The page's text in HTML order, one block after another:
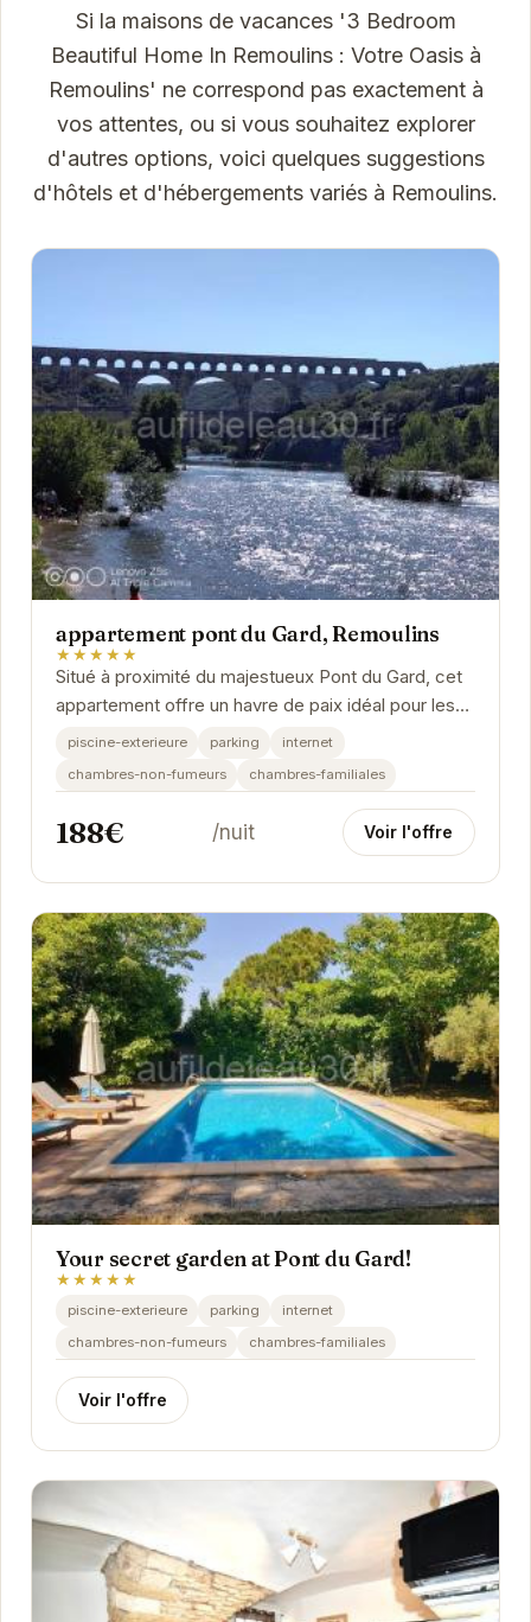
Si la maisons de vacances '3 Bedroom
Beautiful Home In Remoulins : Votre Oasis à
Remoulins' ne correspond pas exactement à
vos attentes, ou si vous souhaitez explorer
d'autres options, voici quelques suggestions
d'hôtels et d'hébergements variés à Remoulins.
appartement pont du Gard, Remoulins
★★★★★
Situé à proximité du majestueux Pont du Gard, cet
appartement offre un havre de paix idéal pour les
voyageurs. Avec ses équipements modernes et...
piscine-exterieure parking
internet
chambres-non-fumeurs
chambres-familiales
188€ /nuit Voir l'offre
Your secret garden at Pont du Gard!
★★★★★
piscine-exterieure parking
internet
chambres-non-fumeurs
chambres-familiales
Voir l'offre